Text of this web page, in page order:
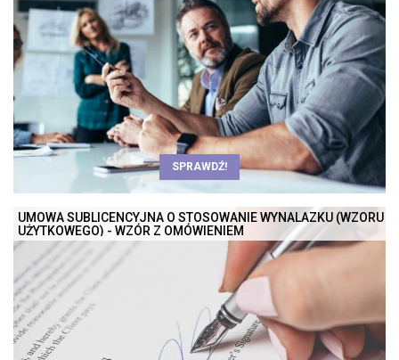
SPRAWDŹ!
UMOWA SUBLICENCYJNA O STOSOWANIE WYNALAZKU (WZORU
UŻYTKOWEGO) - WZÓR Z OMÓWIENIEM